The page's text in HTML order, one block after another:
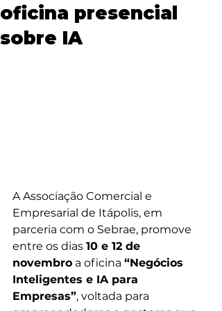
oficina presencial
sobre IA
A Associação Comercial e
Empresarial de Itápolis, em
parceria com o Sebrae, promove
entre os dias 10 e 12 de
novembro a oficina “Negócios
Inteligentes e IA para
Empresas”, voltada para